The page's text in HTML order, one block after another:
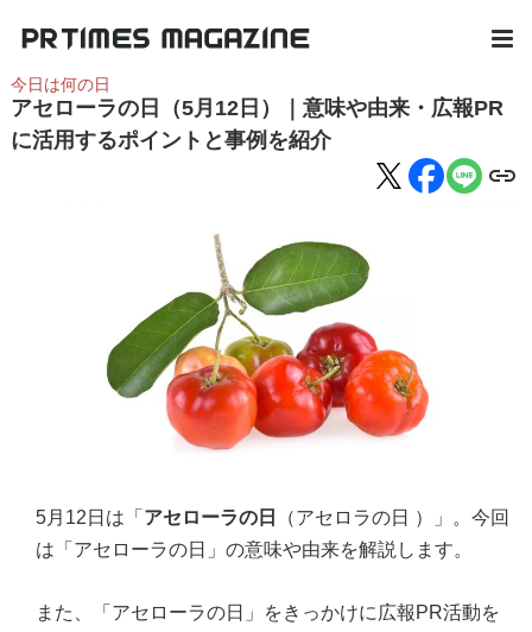
今日は何の日
アセローラの日（5月12日）｜意味や由来・広報PR
に活用するポイントと事例を紹介
5月12日は「 アセローラの日
（アセロラの日 ）」。今回
は「アセローラの日」の意味や由来を解説します。
また、「アセローラの日」をきっかけに広報PR活動を